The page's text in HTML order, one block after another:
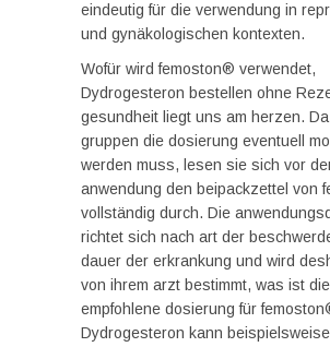
eindeutig für die verwendung in
und gynäkologischen kontexten.
Wofür wird femoston® verwendet,
Dydrogesteron bestellen ohne
gesundheit liegt uns am herzen.
gruppen die dosierung eventuell
werden muss, lesen sie sich vor
anwendung den beipackzettel von
vollständig durch. Die
richtet sich nach art der
dauer der erkrankung und wird
von ihrem arzt bestimmt, was ist die
empfohlene dosierung für
Dydrogesteron kann